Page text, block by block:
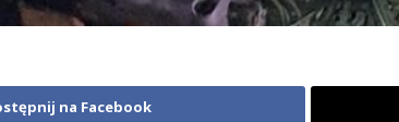
na Facebook